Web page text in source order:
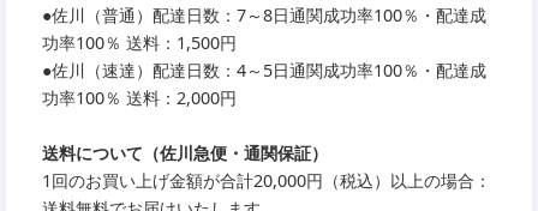
●佐川（普通）配達日数：7～8日通関成功率100％・配達成
功率100％ 送料：1,500円
●佐川（速達）配達日数：4～5日通関成功率100％・配達成
功率100％ 送料：2,000円
送料について（佐川急便・通関保証）
1回のお買い上げ金額が合計20,000円（税込）以上の場合：